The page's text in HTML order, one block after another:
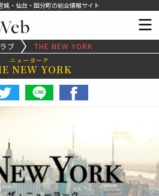
城・仙台・国分町の総合情報サイト
ブ THE NEW YORK
NEW YORK
ニューヨーク